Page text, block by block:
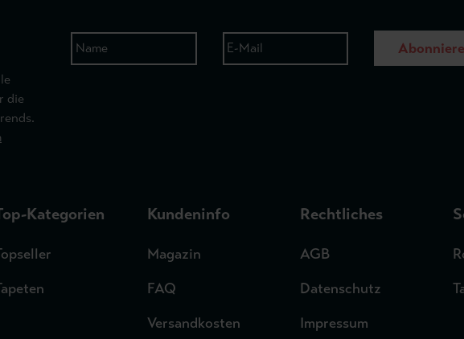
die
Kategorien Kundeninfo
Magazin
FAQ
Versandkosten
Rechtliches
AGB
Datenschutz
Impressum